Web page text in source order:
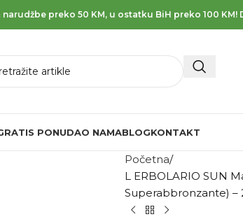
preko 50 KM, u ostatku BiH preko 100
PONUDAO NAMABLOGKONTAKT
Početna
L ERBOLARIO SUN
Superabbronzante) –